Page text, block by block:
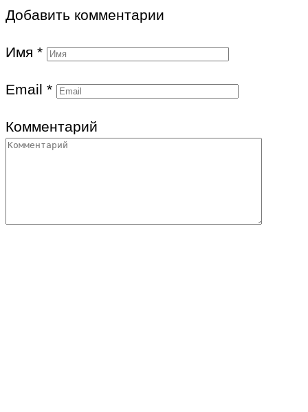
Добавить комментарии
Имя *
Email *
Комментарий